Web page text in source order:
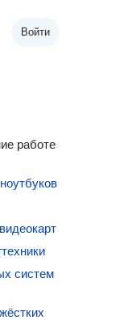
Войти
работе
систем